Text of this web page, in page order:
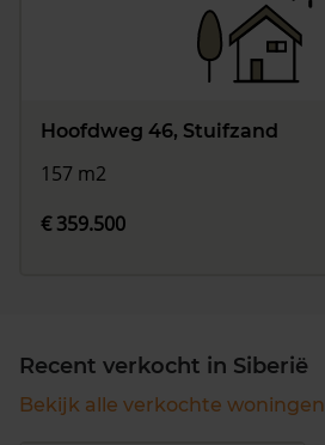
Hoofdweg 46, Stuifzand
157 m2
€ 359.500
Recent verkocht in Siberië
Bekijk alle verkochte woningen